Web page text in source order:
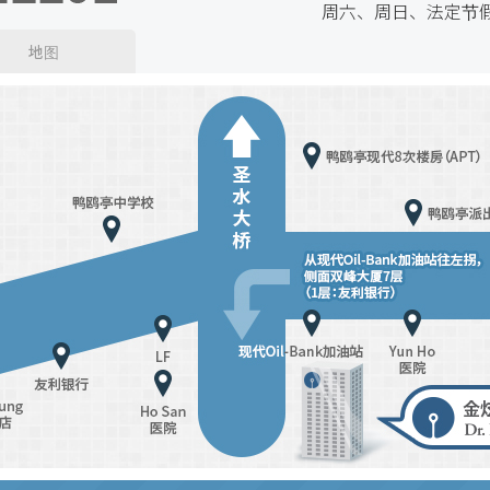
周六、周日、法定节
地图